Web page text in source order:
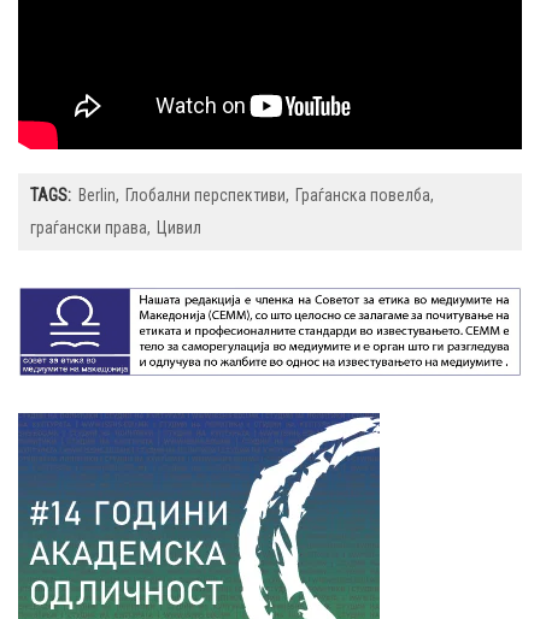
TAGS: Berlin Глобални перспективи
Граѓанска повелба
граѓански права
Цивил